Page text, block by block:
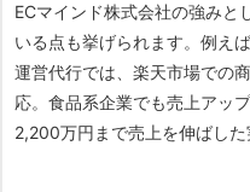
ECマインド株式会社の強みと
いる点も挙げられます。例え
運営代行では、楽天市場での
応。食品系企業でも売上アッ
2,200万円まで売上を伸ばした